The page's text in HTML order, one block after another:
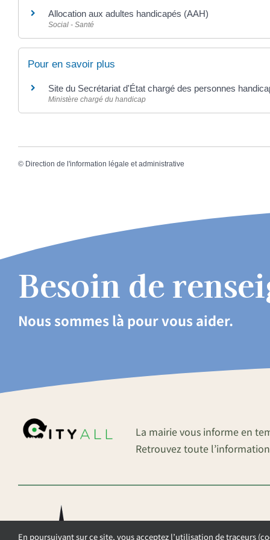
Allocation aux adultes handicapés (AAH)
Social - Santé
Pour en savoir plus
Site du Secrétariat d'État chargé des personnes
Ministère chargé du handicap
© Direction de l'information légale et administrative
Besoin de
Nous sommes là pour vous aider.
La mairie vous informe en
Retrouvez toute
En poursuivant sur ce site, vous acceptez l’utilisation de traceurs